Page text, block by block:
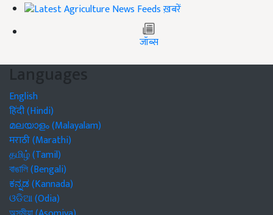
ख़बरें
जॉब्स
Languages
English
हिंदी (Hindi)
മലയാളം (Malayalam)
मराठी (Marathi)
தமிழ் (Tamil)
বাঙালি (Bengali)
ಕನ್ನಡ (Kannada)
ଓଡିଆ (Odia)